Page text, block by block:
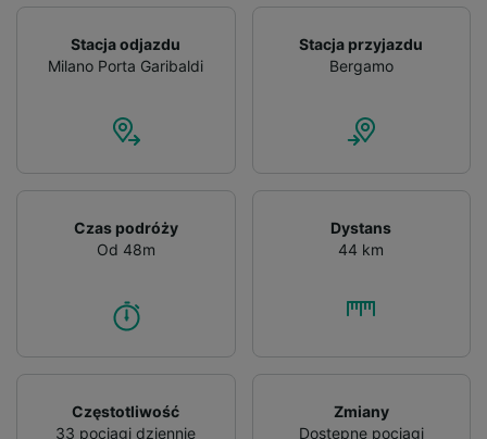
Stacja odjazdu
Milano Porta Garibaldi
Stacja przyjazdu
Bergamo
Czas podróży
Od 48m
Dystans
44 km
Częstotliwość
33 pociągi dziennie
Zmiany
Dostępne pociągi